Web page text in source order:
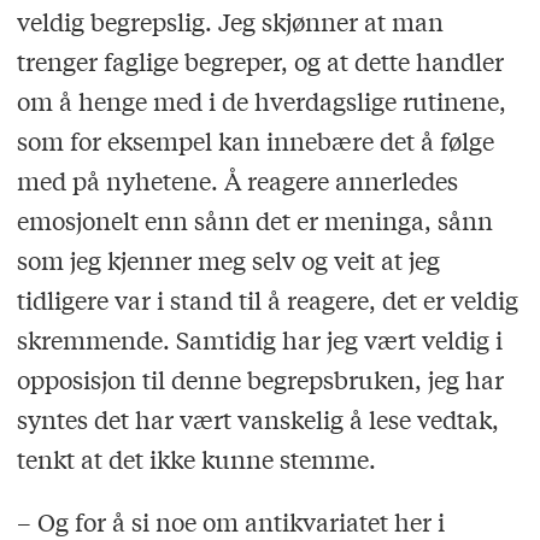
veldig begrepslig. Jeg skjønner at man
trenger faglige begreper, og at dette handler
om å henge med i de hverdagslige rutinene,
som for eksempel kan innebære det å følge
med på nyhetene. Å reagere annerledes
emosjonelt enn sånn det er meninga, sånn
som jeg kjenner meg selv og veit at jeg
tidligere var i stand til å reagere, det er veldig
skremmende. Samtidig har jeg vært veldig i
opposisjon til denne begrepsbruken, jeg har
syntes det har vært vanskelig å lese vedtak,
tenkt at det ikke kunne stemme.
– Og for å si noe om antikvariatet her i